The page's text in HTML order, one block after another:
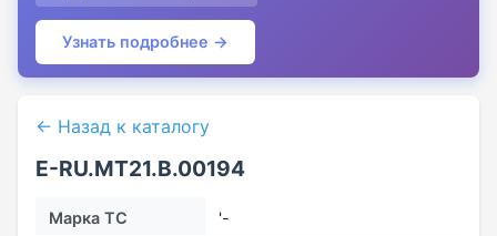
Узнать подробнее →
← Назад к каталогу
E-RU.MT21.B.00194
Марка ТС '-